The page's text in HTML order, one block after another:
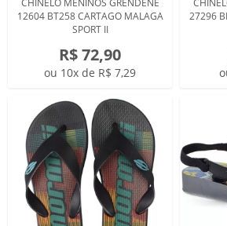
CHINELO MENINOS GRENDENE
12604 BT258 CARTAGO MALAGA
SPORT II
R$ 72,90
ou 10x de R$ 7,29
27296